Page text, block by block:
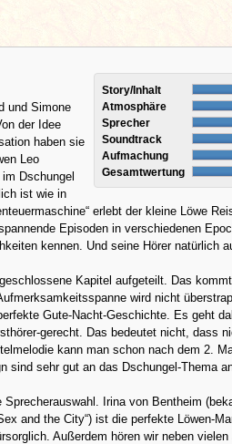
Story/Inhalt
Atmosphäre
Sprecher
Soundtrack
Aufmachung
Gesamtwertung
und Simone
der Idee
haben sie
Leo
Dschungel
ist wie in
erlebt der kleine Löwe
Episoden in verschiedenen
kennen. Und seine Hörer natürlich
Kapitel aufgeteilt. Das
wird nicht
Gute-Nacht-Geschichte. Es geht
gerecht. Das bedeutet nicht, dass
kann man schon nach dem 2.
sind sehr gut an das Dschungel-Thema
Sprecherauswahl. Irina von Bentheim
and the City“) ist die perfekte Löwen-
Außerdem hören wir neben